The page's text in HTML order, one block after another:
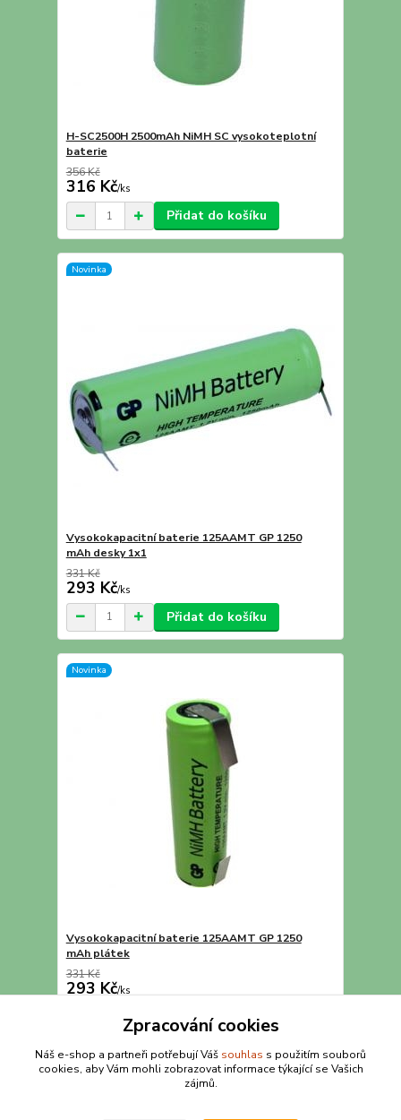
H-SC2500H 2500mAh NiMH SC vysokoteplotní
baterie
356 Kč
316 Kč/ks
Přidat do košíku
Novinka
Vysokokapacitní baterie 125AAMT GP 1250
mAh desky 1x1
331 Kč
293 Kč/ks
Přidat do košíku
Novinka
Vysokokapacitní baterie 125AAMT GP 1250
mAh plátek
331 Kč
293 Kč/ks
Přidat do košíku
strana z 1
Zpracování cookies
Náš e-shop a partneři potřebují Váš souhlas s použitím souborů
cookies, aby Vám mohli zobrazovat informace týkající se Vašich
zájmů.